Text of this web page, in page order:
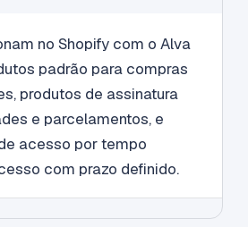
no Shopify com o Alva
padrão para compras
produtos de assinatura
e parcelamentos, e
acesso por tempo
com prazo definido.